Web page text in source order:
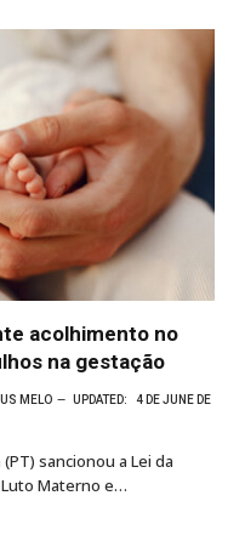
acolhimento no
na gestação
MELO UPDATED:
4 DE JUNE DE
sancionou a Lei da
Luto Materno e…